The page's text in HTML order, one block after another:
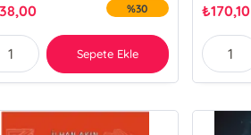
%30
Sepete Ekle
₺170,10